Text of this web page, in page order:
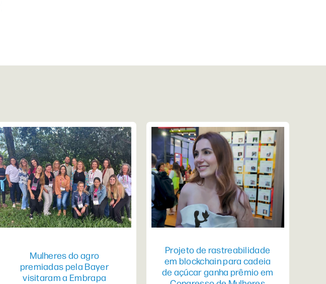
Mulheres do agro
premiadas pela Bayer
visitaram a Embrapa
Projeto de rastreabilidade
em blockchain para cadeia
de açúcar ganha prêmio em